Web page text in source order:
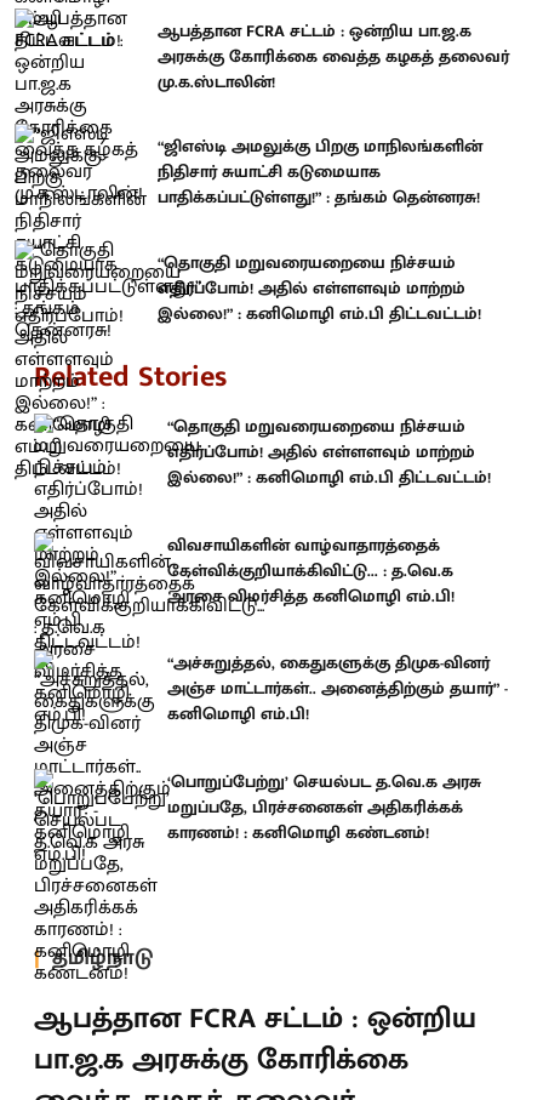
ஆபத்தான FCRA சட்டம் : ஒன்றிய பா.ஜ.க
அரசுக்கு கோரிக்கை வைத்த கழகத் தலைவர்
மு.க.ஸ்டாலின்!
“ஜிஎஸ்டி அமலுக்கு பிறகு மாநிலங்களின்
நிதிசார் சுயாட்சி கடுமையாக
பாதிக்கப்பட்டுள்ளது!” : தங்கம் தென்னரசு!
“தொகுதி மறுவரையறையை நிச்சயம்
எதிர்ப்போம்! அதில் எள்ளளவும் மாற்றம்
இல்லை!” : கனிமொழி எம்.பி திட்டவட்டம்!
Related Stories
“தொகுதி மறுவரையறையை நிச்சயம்
எதிர்ப்போம்! அதில் எள்ளளவும் மாற்றம்
இல்லை!” : கனிமொழி எம்.பி திட்டவட்டம்!
விவசாயிகளின் வாழ்வாதாரத்தைக்
கேள்விக்குறியாக்கிவிட்டு... : த.வெ.க
அரசை விமர்சித்த கனிமொழி எம்.பி!
“அச்சுறுத்தல், கைதுகளுக்கு திமுக-வினர்
அஞ்ச மாட்டார்கள்.. அனைத்திற்கும் தயார்” -
கனிமொழி எம்.பி!
‘பொறுப்பேற்று’ செயல்பட த.வெ.க அரசு
மறுப்பதே, பிரச்சனைகள் அதிகரிக்கக்
காரணம்! : கனிமொழி கண்டனம்!
தமிழ்நாடு
ஆபத்தான FCRA சட்டம் : ஒன்றிய
பா.ஜ.க அரசுக்கு கோரிக்கை